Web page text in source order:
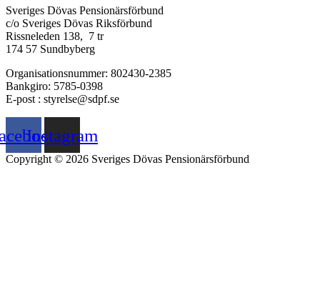
Sveriges Dövas Pensionärsförbund
c/o Sveriges Dövas Riksförbund
Rissneleden 138, 7 tr
174 57 Sundbyberg
Organisationsnummer: 802430-2385
Bankgiro: 5785-0398
E-post : styrelse@sdpf.se
Instagram
Copyright © 2026 Sveriges Dövas Pensionärsförbund